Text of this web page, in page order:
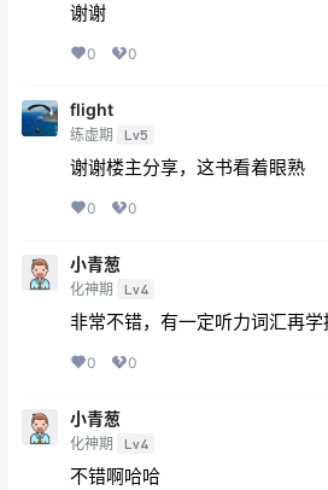
谢谢
0 0
flight
练虚期 Lv5
谢谢楼主分享，这书看着眼熟
0 0
小青葱
化神期 Lv4
非常不错，有一定听力词汇再学
0 0
小青葱
化神期 Lv4
不错啊哈哈